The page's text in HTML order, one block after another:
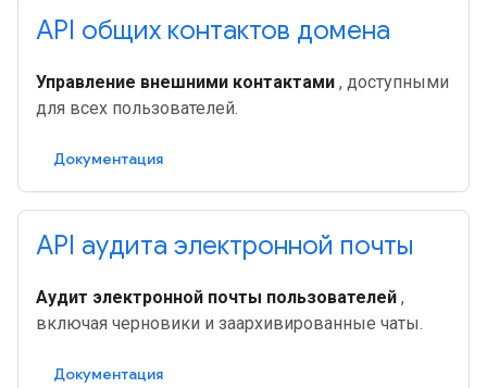
API общих контактов домена
Управление внешними контактами , доступными
для всех пользователей.
Документация
API аудита электронной почты
Аудит электронной почты пользователей ,
включая черновики и заархивированные чаты.
Документация